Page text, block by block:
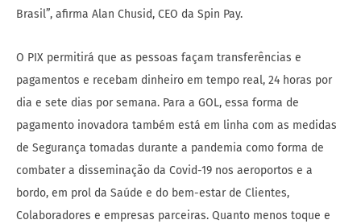
Brasil”, afirma Alan Chusid, CEO da Spin Pay.
O PIX permitirá que as pessoas façam transferências e
pagamentos e recebam dinheiro em tempo real, 24 horas por
dia e sete dias por semana. Para a GOL, essa forma de
pagamento inovadora também está em linha com as medidas
de Segurança tomadas durante a pandemia como forma de
combater a disseminação da Covid-19 nos aeroportos e a
bordo, em prol da Saúde e do bem-estar de Clientes,
Colaboradores e empresas parceiras. Quanto menos toque e